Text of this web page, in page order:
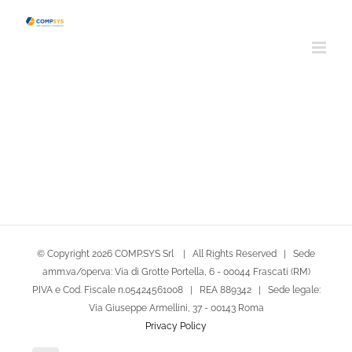
© Copyright 2026 COMP.SYS Srl | All Rights Reserved | Sede
amm.va/oper.va: Via di Grotte Portella, 6 - 00044 Frascati (RM)
P.IVA e Cod. Fiscale n.05424561008 | REA 889342 | Sede legale:
Via Giuseppe Armellini, 37 - 00143 Roma
Privacy Policy